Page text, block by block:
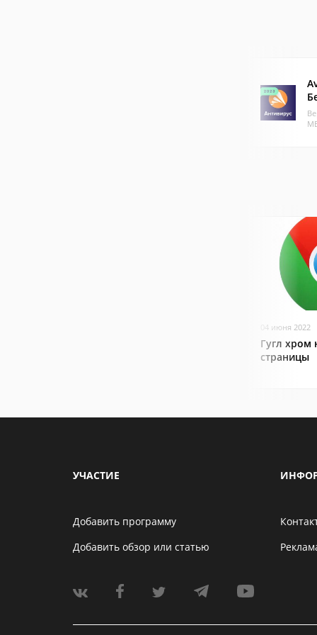
04 июня 2022
Гугл хром
страницы
УЧАСТИЕ
Добавить программу
Добавить обзор или статью